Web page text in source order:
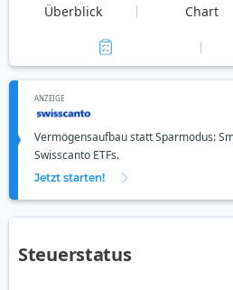
Überblick Chart
ANZEIGE
Vermögensaufbau statt Sparmodus:
Swisscanto ETFs.
Jetzt starten!
Steuerstatus